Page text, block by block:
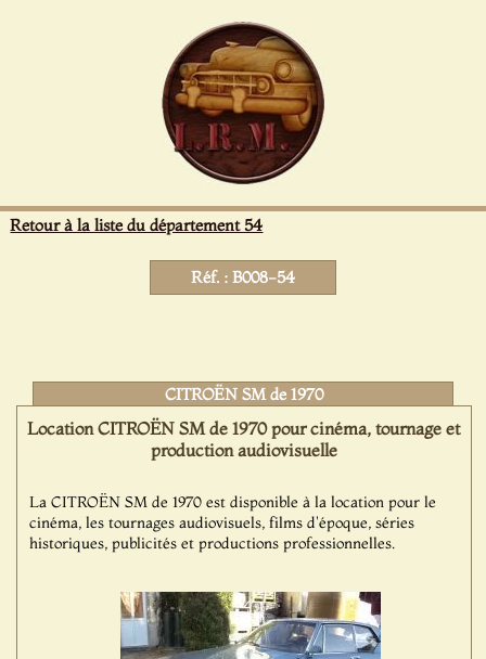
Retour à la liste du département 54
Réf. : B008-54
CITROËN SM de 1970
Location CITROËN SM de 1970 pour cinéma, tournage et
production audiovisuelle
La CITROËN SM de 1970 est disponible à la location pour le
cinéma, les tournages audiovisuels, films d'époque, séries
historiques, publicités et productions professionnelles.